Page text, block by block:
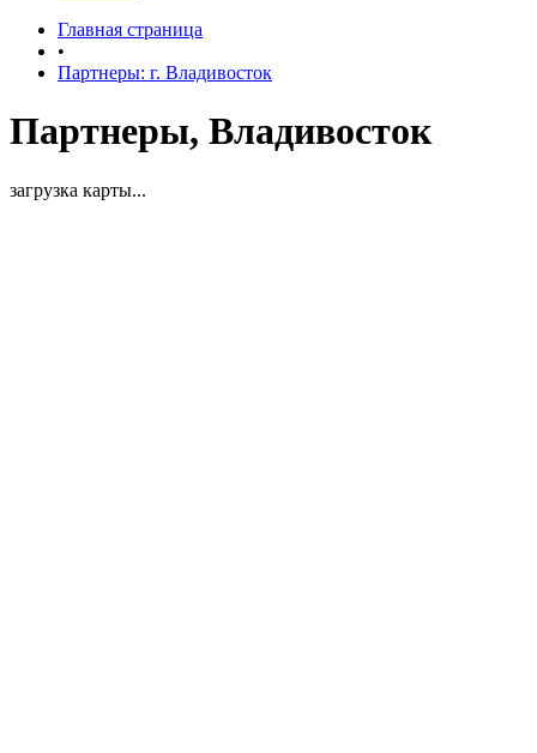
Главная страница
•
Партнеры: г. Владивосток
Партнеры, Владивосток
загрузка карты...